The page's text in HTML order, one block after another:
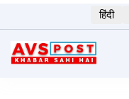
to
content
हिंदी